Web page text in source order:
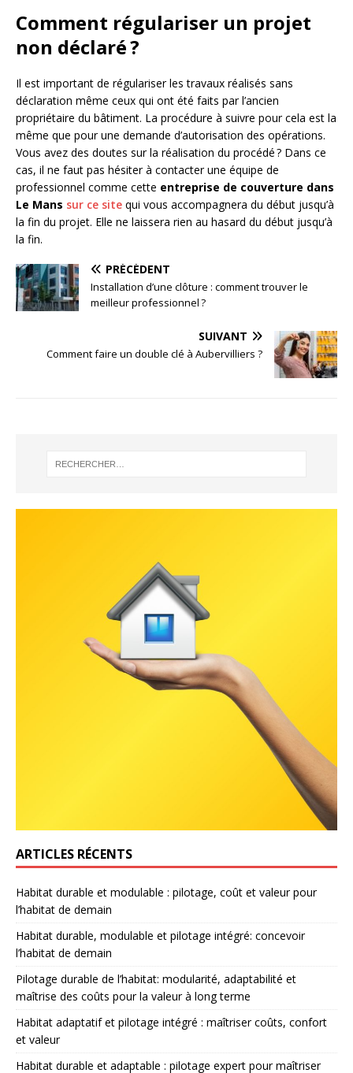
Comment régulariser un projet
non déclaré ?
Il est important de régulariser les travaux réalisés sans
déclaration même ceux qui ont été faits par l’ancien
propriétaire du bâtiment. La procédure à suivre pour cela est la
même que pour une demande d’autorisation des opérations.
Vous avez des doutes sur la réalisation du procédé ? Dans ce
cas, il ne faut pas hésiter à contacter une équipe de
professionnel comme cette entreprise de couverture dans
Le Mans sur ce site qui vous accompagnera du début jusqu’à
la fin du projet. Elle ne laissera rien au hasard du début jusqu’à
la fin.
PRÉCÉDENT
Installation d’une clôture : comment trouver le
meilleur professionnel ?
SUIVANT
Comment faire un double clé à Aubervilliers ?
ARTICLES RÉCENTS
Habitat durable et modulable : pilotage, coût et valeur pour
l’habitat de demain
Habitat durable, modulable et pilotage intégré: concevoir
l’habitat de demain
Pilotage durable de l’habitat: modularité, adaptabilité et
maîtrise des coûts pour la valeur à long terme
Habitat adaptatif et pilotage intégré : maîtriser coûts, confort
et valeur
Habitat durable et adaptable : pilotage expert pour maîtriser